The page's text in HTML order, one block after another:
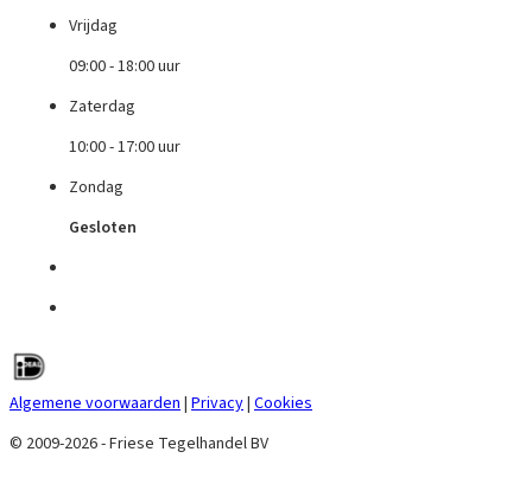
Vrijdag
09:00 - 18:00 uur
Zaterdag
10:00 - 17:00 uur
Zondag
Gesloten
Algemene voorwaarden| Privacy| Cookies
© 2009-2026 - Friese Tegelhandel BV